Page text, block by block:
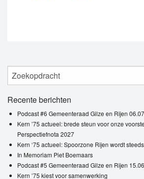
Recente berichten
Podcast #6 Gemeenteraad Gilze en Rijen
Kern ’75 actueel: brede steun voor onze
Perspectiefnota 2027
Kern ‘75 actueel: Spoorzone Rijen wordt
In Memoriam Piet Boemaars
Podcast #5 Gemeenteraad Gilze en Rijen
Kern ’75 kiest voor samenwerking